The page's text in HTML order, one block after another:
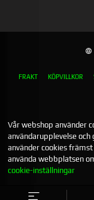
FRAKT KÖPVILLKOR
Vår webshop använder
användarupplevelse
använder cookies
använda webbplatsen
cookie-inställningar